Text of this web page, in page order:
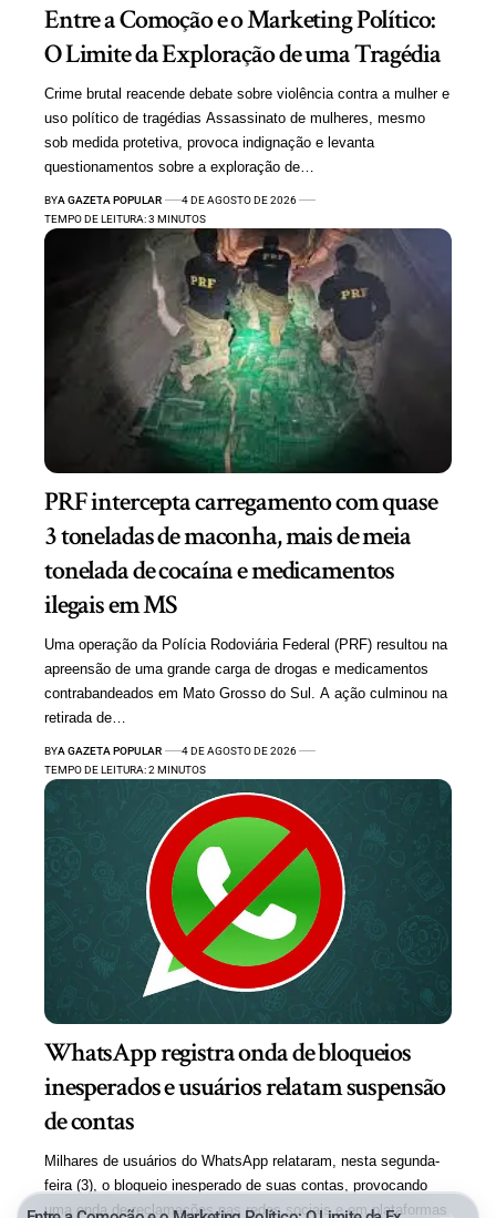
Entre a Comoção e o Marketing Político:
O Limite da Exploração de uma Tragédia
Crime brutal reacende debate sobre violência contra a mulher e
uso político de tragédias Assassinato de mulheres, mesmo
sob medida protetiva, provoca indignação e levanta
questionamentos sobre a exploração de…
BYA GAZETA POPULAR
4 DE AGOSTO DE 2026
TEMPO DE LEITURA: 3 MINUTOS
PRF intercepta carregamento com quase
3 toneladas de maconha, mais de meia
tonelada de cocaína e medicamentos
ilegais em MS
Uma operação da Polícia Rodoviária Federal (PRF) resultou na
apreensão de uma grande carga de drogas e medicamentos
contrabandeados em Mato Grosso do Sul. A ação culminou na
retirada de…
BYA GAZETA POPULAR
4 DE AGOSTO DE 2026
TEMPO DE LEITURA: 2 MINUTOS
WhatsApp registra onda de bloqueios
inesperados e usuários relatam suspensão
de contas
Milhares de usuários do WhatsApp relataram, nesta segunda-
feira (3), o bloqueio inesperado de suas contas, provocando
uma onda de reclamações nas redes sociais e em plataformas